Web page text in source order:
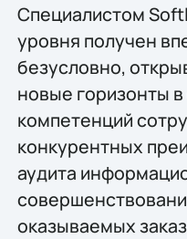
Специалистом
уровня получен
безусловно,
новые горизонты
компетенций
конкурентных
аудита
оказываемых